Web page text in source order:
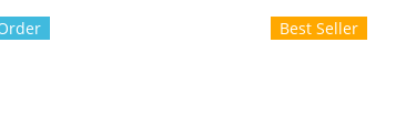
comes with a 1-year return-
to-HP warranty
dpi resolution,
year return-
Best Seller